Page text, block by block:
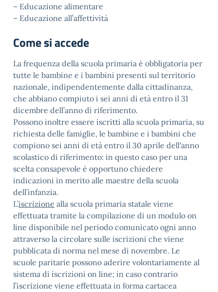
– Educazione alimentare
– Educazione all’affettività
Come si accede
La frequenza della scuola primaria è obbligatoria per
tutte le bambine e i bambini presenti sul territorio
nazionale, indipendentemente dalla cittadinanza,
che abbiano compiuto i sei anni di età entro il 31
dicembre dell’anno di riferimento.
Possono inoltre essere iscritti alla scuola primaria, su
richiesta delle famiglie, le bambine e i bambini che
compiono sei anni di età entro il 30 aprile dell'anno
scolastico di riferimento: in questo caso per una
scelta consapevole è opportuno chiedere
indicazioni in merito alle maestre della scuola
dell’infanzia.
L’iscrizione alla scuola primaria statale viene
effettuata tramite la compilazione di un modulo on
line disponibile nel periodo comunicato ogni anno
attraverso la circolare sulle iscrizioni che viene
pubblicata di norma nel mese di novembre. Le
scuole paritarie possono aderire volontariamente al
sistema di iscrizioni on line; in caso contrario
l’iscrizione viene effettuata in forma cartacea